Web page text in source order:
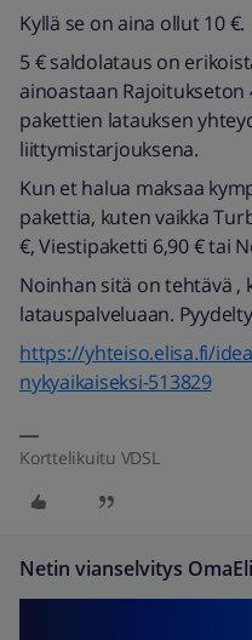
Kyllä se on aina ollut 10 €.
5 € saldolataus on
ainoastaan Rajoitukseton
pakettien latauksen
liittymistarjouksena.
Kun et halua maksaa
pakettia, kuten vaikka
€, Viestipaketti 6,90 € tai
Noinhan sitä on tehtävä ,
latauspalveluaan.
https://yhteiso.elisa.fi/
nykyaikaiseksi-513829
Korttelikuitu VDSL
Netin vianselvitys